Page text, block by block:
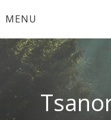
toMENU